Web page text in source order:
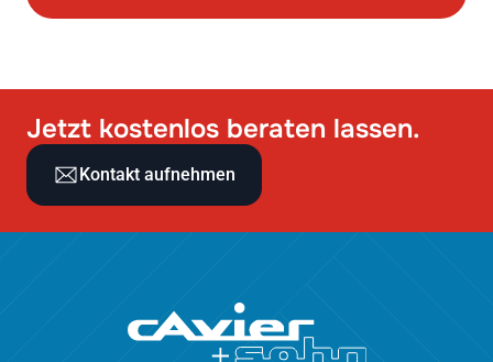
Jetzt kostenlos beraten lassen.
Kontakt aufnehmen